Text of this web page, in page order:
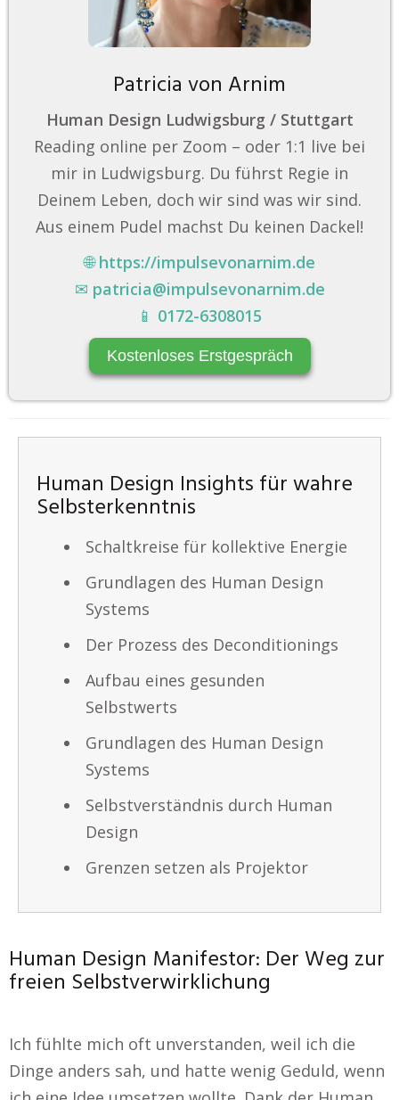
Patricia von Arnim
Human Design Ludwigsburg / Stuttgart
Reading online per Zoom – oder 1:1 live bei
mir in Ludwigsburg. Du führst Regie in
Deinem Leben, doch wir sind was wir sind.
Aus einem Pudel machst Du keinen Dackel!
🌐https://impulsevonarnim.de
✉ patricia@impulsevonarnim.de
📱 0172-6308015
Kostenloses Erstgespräch
Human Design Insights für wahre
Selbsterkenntnis
Schaltkreise für kollektive Energie
Grundlagen des Human Design
Systems
Der Prozess des Deconditionings
Aufbau eines gesunden
Selbstwerts
Grundlagen des Human Design
Systems
Selbstverständnis durch Human
Design
Grenzen setzen als Projektor
Human Design Manifestor: Der Weg zur
freien Selbstverwirklichung
Ich fühlte mich oft unverstanden, weil ich die
Dinge anders sah, und hatte wenig Geduld, wenn